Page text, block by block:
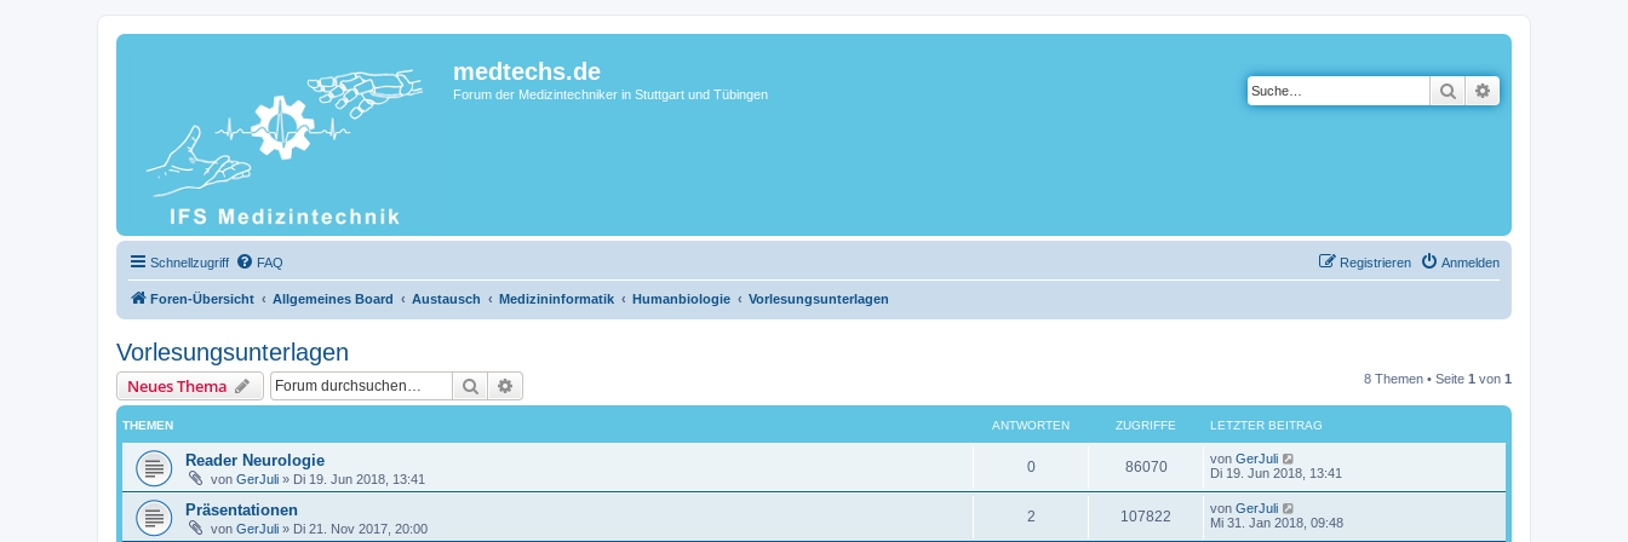
medtechs.de
Forum der Medizintechniker in Stuttgart und Tübingen Suche
Schnellzugriff FAQ Anmelden
Registrieren
Foren-Übersicht Allgemeines Board Austausch Medizininformatik Humanbiologie Vorlesungsunterlagen
Vorlesungsunterlagen
Neues Thema Suche 8 Themen • Seite 1 von 1
THEMEN ANTWORTEN ZUGRIFFE LETZTER BEITRAG
Reader Neurologie
von GerJuli » Di 19. Jun 2018, 13:41
0 86070 von GerJuli
Di 19. Jun 2018, 13:41
Präsentationen
von GerJuli » Di 21. Nov 2017, 20:00
2 107822 von GerJuli
Mi 31. Jan 2018, 09:48